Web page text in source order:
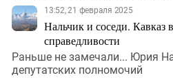
13:52, 21 февраля 2025
Нальчик и соседи. Кавказ
справедливости
Раньше не замечали... Юрия
депутатских полномочий